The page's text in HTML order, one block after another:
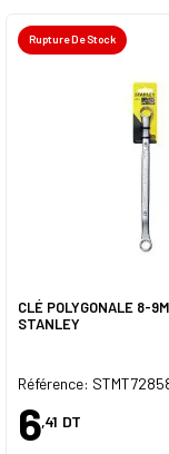
Rupture De Stock
CLÉ POLYGONALE 8-
STANLEY
Référence:
6,41 DT